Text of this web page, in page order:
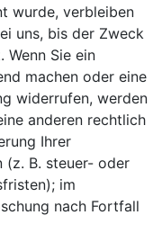
wurde, verbleiben
uns, bis der Zweck
Sie ein
machen oder eine
widerrufen, werden
anderen rechtlich
Ihrer
(z. B. steuer- oder
im
nach Fortfall